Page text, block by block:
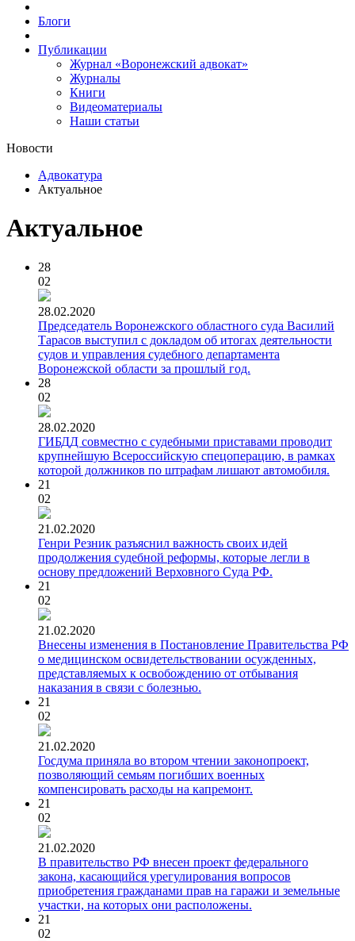
Блоги
Публикации
Журнал «Воронежский адвокат»
Журналы
Книги
Видеоматериалы
Наши статьи
Новости
Адвокатура
Актуальное
Актуальное
28
02
28.02.2020
Председатель Воронежского областного суда Василий
Тарасов выступил с докладом об итогах деятельности
судов и управления судебного департамента
Воронежской области за прошлый год.
28
02
28.02.2020
ГИБДД совместно с судебными приставами проводит
крупнейшую Всероссийскую спецоперацию, в рамках
которой должников по штрафам лишают автомобиля.
21
02
21.02.2020
Генри Резник разъяснил важность своих идей
продолжения судебной реформы, которые легли в
основу предложений Верховного Суда РФ.
21
02
21.02.2020
Внесены изменения в Постановление Правительства РФ
о медицинском освидетельствовании осужденных,
представляемых к освобождению от отбывания
наказания в связи с болезнью.
21
02
21.02.2020
Госдума приняла во втором чтении законопроект,
позволяющий семьям погибших военных
компенсировать расходы на капремонт.
21
02
21.02.2020
В правительство РФ внесен проект федерального
закона, касающийся урегулирования вопросов
приобретения гражданами прав на гаражи и земельные
участки, на которых они расположены.
21
02